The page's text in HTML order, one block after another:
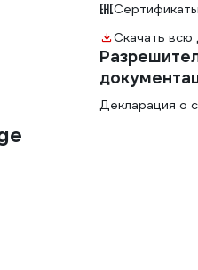
Скачать всю
Декларация о